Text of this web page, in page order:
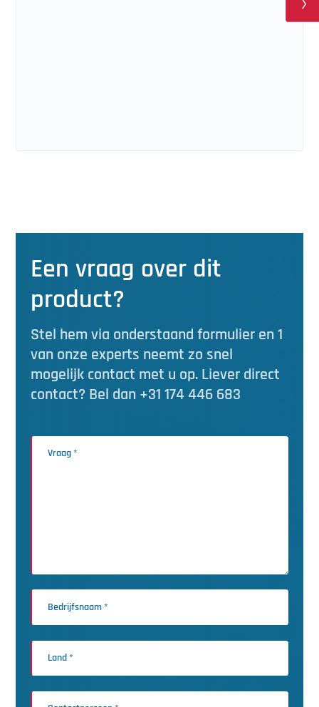
Een vraag over dit
product?
Stel hem via onderstaand formulier en 1
van onze experts neemt zo snel
mogelijk contact met u op. Liever direct
contact? Bel dan +31 174 446 683